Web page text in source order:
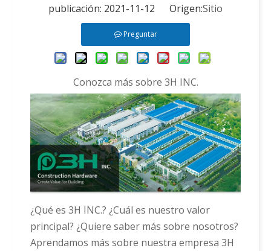
publicación: 2021-11-12 Origen:Sitio
Preguntar
Conozca más sobre 3H INC.
¿Qué es 3H INC.? ¿Cuál es nuestro valor
principal? ¿Quiere saber más sobre nosotros?
Aprendamos más sobre nuestra empresa 3H